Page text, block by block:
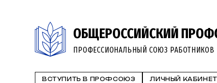
ОБЩЕРОССИЙСКИЙ
ПРОФЕССИОНАЛЬНЫЙ СОЮЗ
ВСТУПИТЬ В ПРОФСОЮЗ ЛИЧНЫЙ КАБИНЕТ